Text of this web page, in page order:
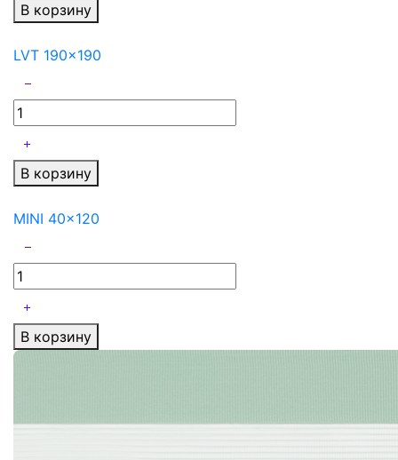
В корзину
LVT 190x190
В корзину
MINI 40x120
В корзину